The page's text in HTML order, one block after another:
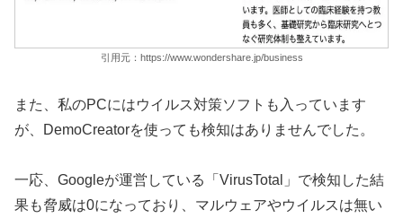
引用元：https://www.wondershare.jp/business
また、私のPCにはウイルス対策ソフトも入っています
が、DemoCreatorを使っても検知はありませんでした。
一応、Googleが運営している「VirusTotal」で検知した結
果も脅威は0になっており、マルウェアやウイルスは無い